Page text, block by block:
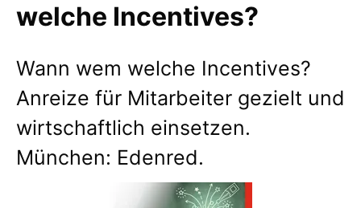
welche Incentives?
Wann wem welche Incentives?
Anreize für Mitarbeiter gezielt und
wirtschaftlich einsetzen.
München: Edenred.